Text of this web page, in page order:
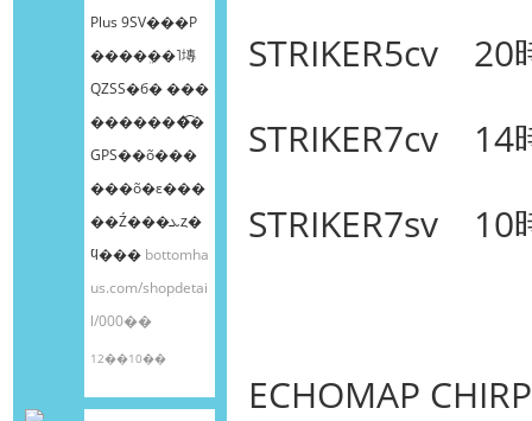
Plus 9SV���Ρ
����ܸ��˥塼
QZSS�б� ���
�������͡�
GPS��õ���
���õ�ε���
��Ź���ܥȥ�
ϥ��� bottomha
us.com/shopdetai
l/000��
12��10��
STRIKER5cv 20
STRIKER7cv 14
STRIKER7sv 10
ECHOMAP